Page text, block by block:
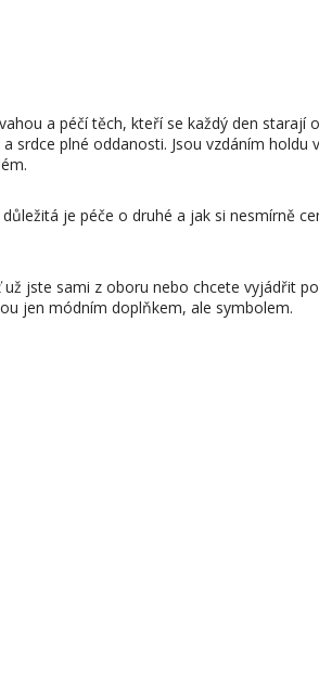
a péčí těch, kteří se každý den starají
srdce plné oddanosti. Jsou vzdáním holdu
je péče o druhé a jak si nesmírně
jste sami z oboru nebo chcete vyjádřit
jen módním doplňkem, ale symbolem.